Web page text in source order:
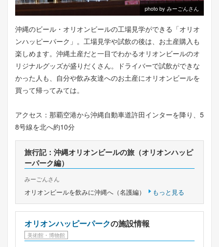
photo by みーごんさん
沖縄のビール・オリオンビールの工場見学ができる「オリオ
ンハッピーパーク」。工場見学や試飲の後は、お土産購入も
楽しめます。沖縄土産だと一目でわかるオリオンビールのオ
リジナルグッズが盛りだくさん。ドライバーで試飲ができな
かった人も、自分や飲み友達へのお土産にオリオンビールを
買って帰ってみては。
アクセス：那覇空港から沖縄自動車道許田インターを降り、5
8号線を北へ約10分
旅行記：沖縄オリオンビールの旅（オリオンハッピ
ーパーク編）
みーごんさん
オリオンビールを飲みに沖縄へ（名護編） もっと見る
オリオンハッピーパークの施設情報
美術館・博物館